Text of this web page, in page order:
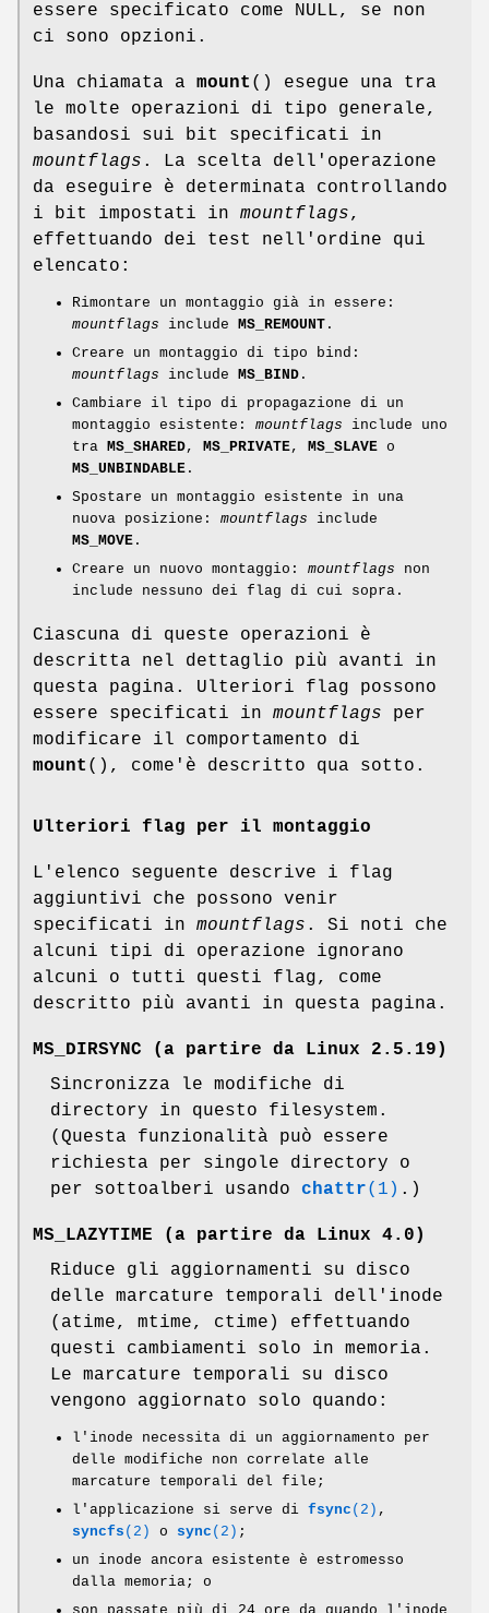
essere specificato come NULL, se non
ci sono opzioni.
Una chiamata a mount () esegue una tra
le molte operazioni di tipo generale,
basandosi sui bit specificati in
mountflags . La scelta dell'operazione
da eseguire è determinata controllando
i bit impostati in mountflags,
effettuando dei test nell'ordine qui
elencato:
Rimontare un montaggio già in essere:
mountflags include MS_REMOUNT .
Creare un montaggio di tipo bind:
mountflags include MS_BIND .
Cambiare il tipo di propagazione di un
montaggio esistente: mountflags include uno
tra MS_SHARED, MS_PRIVATE, MS_SLAVE o
MS_UNBINDABLE .
Spostare un montaggio esistente in una
nuova posizione: mountflags include
MS_MOVE .
Creare un nuovo montaggio: mountflags non
include nessuno dei flag di cui sopra.
Ciascuna di queste operazioni è
descritta nel dettaglio più avanti in
questa pagina. Ulteriori flag possono
essere specificati in mountflags per
modificare il comportamento di
mount (), come'è descritto qua sotto.
Ulteriori flag per il montaggio
L'elenco seguente descrive i flag
aggiuntivi che possono venir
specificati in mountflags . Si noti che
alcuni tipi di operazione ignorano
alcuni o tutti questi flag, come
descritto più avanti in questa pagina.
MS_DIRSYNC (a partire da Linux 2.5.19)
Sincronizza le modifiche di
directory in questo filesystem.
(Questa funzionalità può essere
richiesta per singole directory o
per sottoalberi usando chattr(1) .)
MS_LAZYTIME (a partire da Linux 4.0)
Riduce gli aggiornamenti su disco
delle marcature temporali dell'inode
(atime, mtime, ctime) effettuando
questi cambiamenti solo in memoria.
Le marcature temporali su disco
vengono aggiornato solo quando:
l'inode necessita di un aggiornamento per
delle modifiche non correlate alle
marcature temporali del file;
l'applicazione si serve di fsync (2) ,
syncfs (2) o sync (2) ;
un inode ancora esistente è estromesso
dalla memoria; o